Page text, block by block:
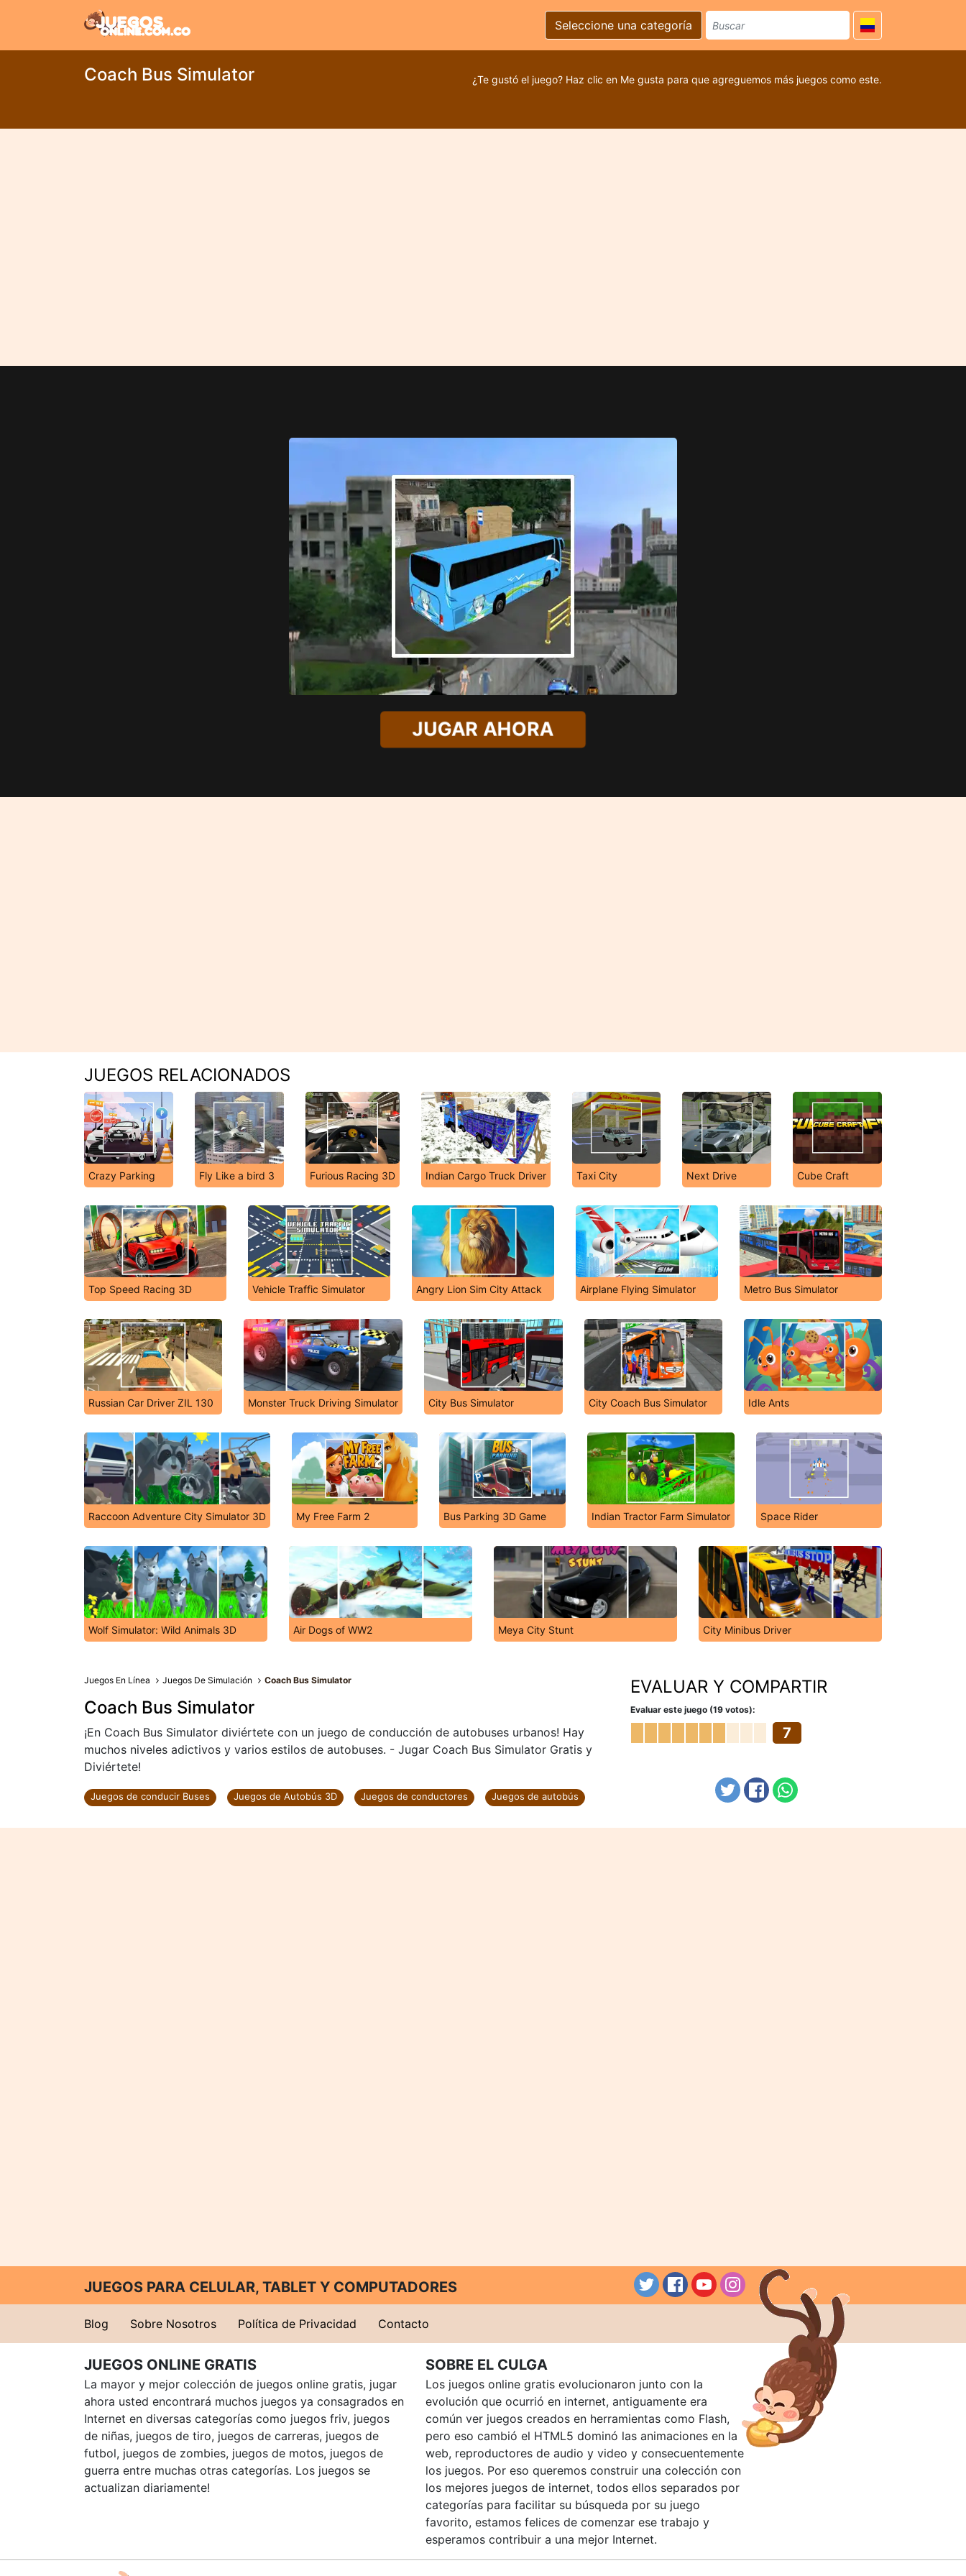
Seleccione una categoría
Coach Bus Simulator ¿Te gustó el juego? Haz clic en Me gusta para que agreguemos más juegos como este.
JUGAR AHORA
JUEGOS RELACIONADOS
Crazy Parking Fly Like a bird 3 Furious Racing 3D Indian Cargo Truck Driver Taxi City Next Drive Cube Craft
Top Speed Racing 3D Vehicle Traffic Simulator Angry Lion Sim City Attack Airplane Flying Simulator Metro Bus Simulator
Russian Car Driver ZIL 130 Monster Truck Driving Simulator City Bus Simulator City Coach Bus Simulator Idle Ants
Raccoon Adventure City Simulator 3D My Free Farm 2 Bus Parking 3D Game Indian Tractor Farm Simulator Space Rider
Wolf Simulator: Wild Animals 3D Air Dogs of WW2 Meya City Stunt City Minibus Driver
Juegos En Línea Juegos De Simulación Coach Bus Simulator
Coach Bus Simulator
¡En Coach Bus Simulator diviértete con un juego de conducción de autobuses urbanos! Hay
muchos niveles adictivos y varios estilos de autobuses. - Jugar Coach Bus Simulator Gratis y
Diviértete!
Juegos de conducir Buses Juegos de Autobús 3D Juegos de conductores Juegos de autobús
EVALUAR Y COMPARTIR
Evaluar este juego (19 votos):
7
JUEGOS PARA CELULAR, TABLET Y COMPUTADORES
Blog Sobre Nosotros Política de Privacidad Contacto
JUEGOS ONLINE GRATIS
La mayor y mejor colección de juegos online gratis, jugar
ahora usted encontrará muchos juegos ya consagrados en
Internet en diversas categorías como juegos friv, juegos
de niñas, juegos de tiro, juegos de carreras, juegos de
futbol, juegos de zombies, juegos de motos, juegos de
guerra entre muchas otras categorías. Los juegos se
actualizan diariamente!
SOBRE EL CULGA
Los juegos online gratis evolucionaron junto con la
evolución que ocurrió en internet, antiguamente era
común ver juegos creados en herramientas como Flash,
pero eso cambió el HTML5 dominó las animaciones en la
web, reproductores de audio y video y consecuentemente
los juegos. Por eso queremos construir una colección con
los mejores juegos de internet, todos ellos separados por
categorías para facilitar su búsqueda por su juego
favorito, estamos felices de comenzar ese trabajo y
esperamos contribuir a una mejor Internet.